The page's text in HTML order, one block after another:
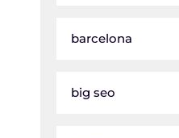
barcelona
big seo